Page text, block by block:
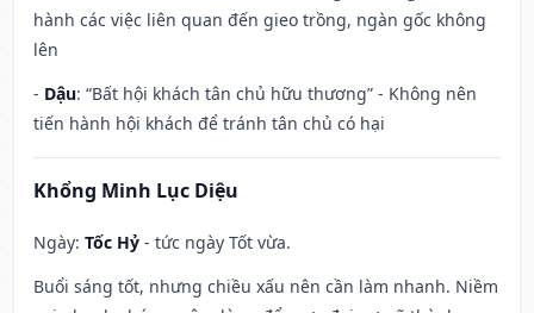
hành các việc liên quan đến gieo trồng, ngàn gốc không
lên
- Dậu: “Bất hội khách tân chủ hữu thương” - Không nên
tiến hành hội khách để tránh tân chủ có hại
Khổng Minh Lục Diệu
Ngày: Tốc Hỷ - tức ngày Tốt vừa.
Buổi sáng tốt, nhưng chiều xấu nên cần làm nhanh. Niềm